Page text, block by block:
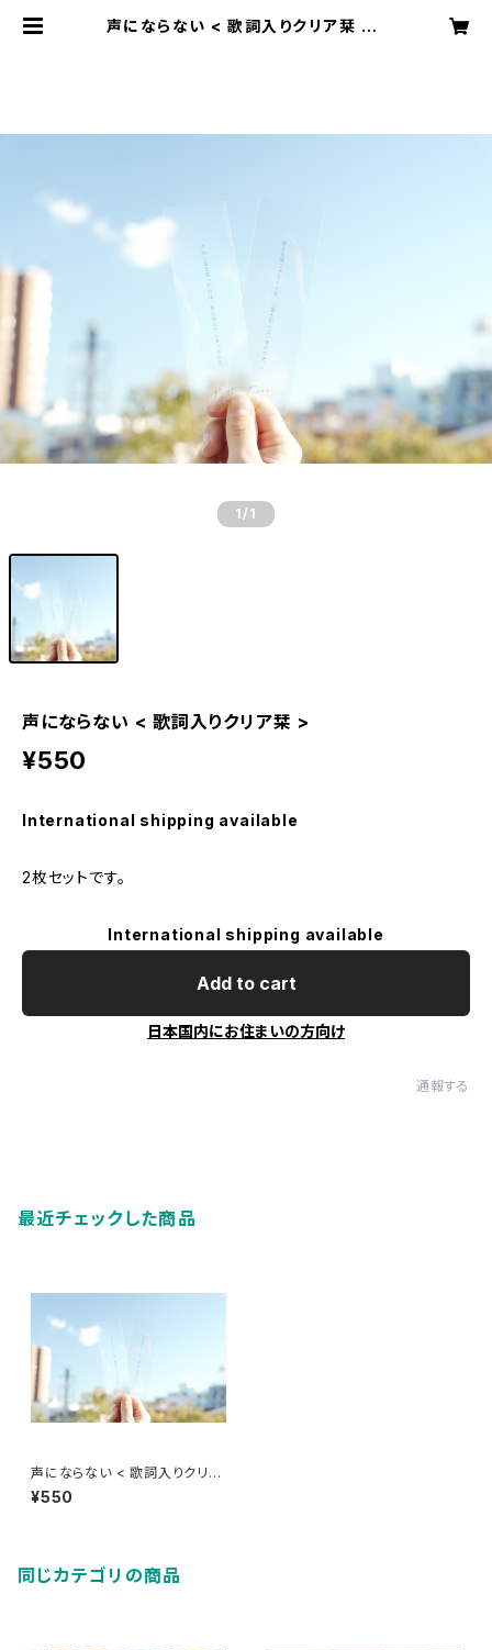
声にならない < 歌詞入りクリア栞 > |
1 /1
声にならない < 歌詞入りクリア栞 >
¥550
International shipping available
2枚セットです。
International shipping available
Add to cart
日本国内にお住まいの方向け
通報する
最近チェックした商品
声にならない < 歌詞入りクリア
栞 >
¥550
同じカテゴリの商品